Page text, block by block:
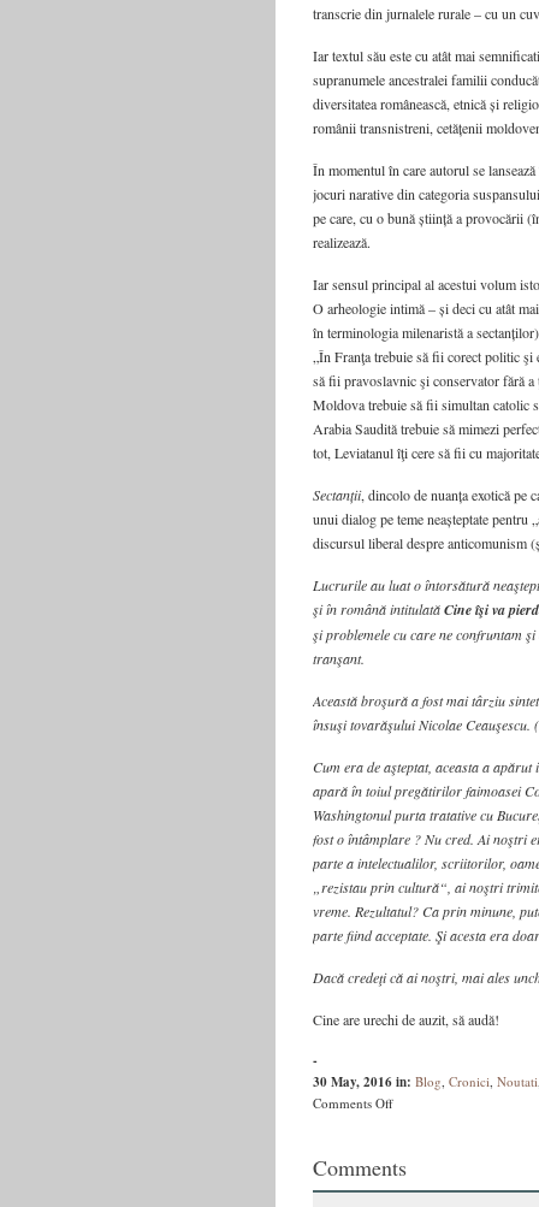
transcrie din jurnalele rurale – cu un
Iar textul său este cu atât mai
supranumele ancestralei familii
diversitatea românească, etnică și
românii transnistreni, cetățenii
În momentul în care autorul se
jocuri narative din categoria
pe care, cu o bună știință a provocării
realizează.
Iar sensul principal al acestui volum
O arheologie intimă – și deci cu atât
în terminologia milenaristă a
„În Franţa trebuie să fii corect politic
să fii pravoslavnic şi conservator fără
Moldova trebuie să fii simultan catolic
Arabia Saudită trebuie să mimezi
tot, Leviatanul îţi cere să fii cu
Sectanții, dincolo de nuanța exotică pe
unui dialog pe teme neașteptate pentru
discursul liberal despre anticomunism
Lucrurile au luat o întorsătură
şi în română intitulatăCine îşi va
şi problemele cu care ne confrun­tam
tranşant.
Această broşură a fost mai târziu
însuşi tovarăşului Nicolae
Cum era de aşteptat, aceasta a
apară în toiul pregătirilor faimoasei
Washingtonul purta tratative cu
fost o întâmplare ? Nu cred. Ai noştri
parte a intelectualilor, scriitorilor,
„rezistau prin cultură“, ai noştri
vreme. Rezultatul? Ca prin minune,
parte fiind acceptate. Şi acesta era
Dacă credeţi că ai noştri, mai ales
Cine are urechi de auzit, să audă!
-
30 May, 2016in: Blog, Cronici, Noutati,
Comments Offon
exotic
Comments